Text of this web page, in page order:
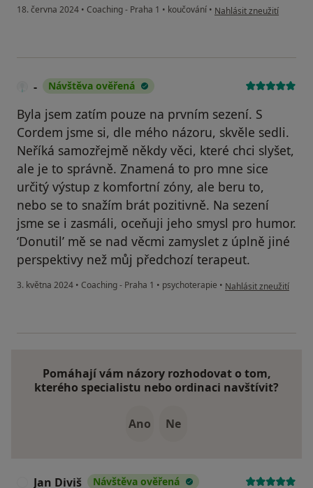
18. června 2024 • Coaching - Praha 1 • koučování • podle názoru uživatele
Nahlásit zneužití
- Návštěva ověřená
Byla jsem zatím pouze na prvním sezení. S
Cordem jsme si, dle mého názoru, skvěle sedli.
Neříká samozřejmě někdy věci, které chci slyšet,
ale je to správně. Znamená to pro mne sice
určitý výstup z komfortní zóny, ale beru to,
nebo se to snažím brát pozitivně. Na sezení
jsme se i zasmáli, oceňuji jeho smysl pro humor.
‘Donutil’ mě se nad věcmi zamyslet z úplně jiné
perspektivy než můj předchozí terapeut.
3. května 2024 • Coaching - Praha 1 • psychoterapie • podle názoru
Nahlásit zneužití
Pomáhají vám názory rozhodovat o tom,
kterého specialistu nebo ordinaci navštívit?
Ano Ne
Jan Diviš Návštěva ověřená